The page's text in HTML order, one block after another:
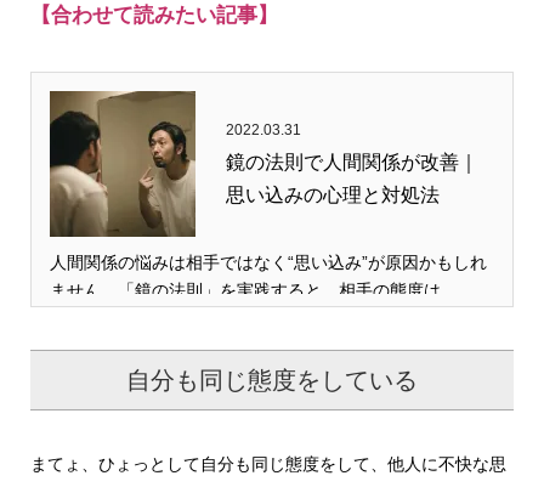
【合わせて読みたい記事】
2022.03.31
鏡の法則で人間関係が改善｜
思い込みの心理と対処法
人間関係の悩みは相手ではなく“思い込み”が原因かもしれ
ません。「鏡の法則」を実践すると、相手の態度は…
自分も同じ態度をしている
まてょ、ひょっとして自分も同じ態度をして、他人に不快な思